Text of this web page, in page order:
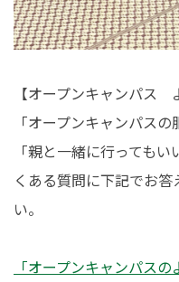
【オープンキャンパス
「オープンキャンパス
「親と一緒に行っても
くある質問に下記でお
い。
「オープンキャンパス